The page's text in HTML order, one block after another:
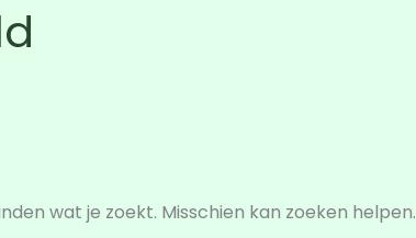
wat je zoekt. Misschien kan zoeken helpen.